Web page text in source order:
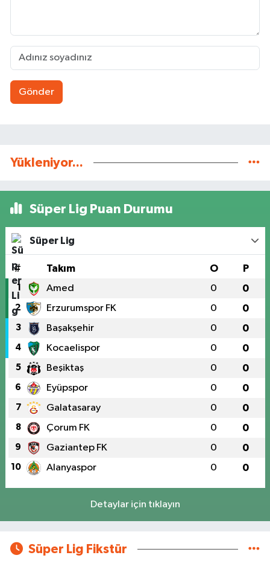
Gönder
Yükleniyor...
Süper Lig Puan Durumu
Süper Lig
# Takım O P
1 Amed 0 0
2 Erzurumspor FK 0 0
3 Başakşehir 0 0
4 Kocaelispor 0 0
5 Beşiktaş 0 0
6 Eyüpspor 0 0
7 Galatasaray 0 0
8 Çorum FK 0 0
9 Gaziantep FK 0 0
10 Alanyaspor 0 0
Detaylar için tıklayın
Süper Lig Fikstür